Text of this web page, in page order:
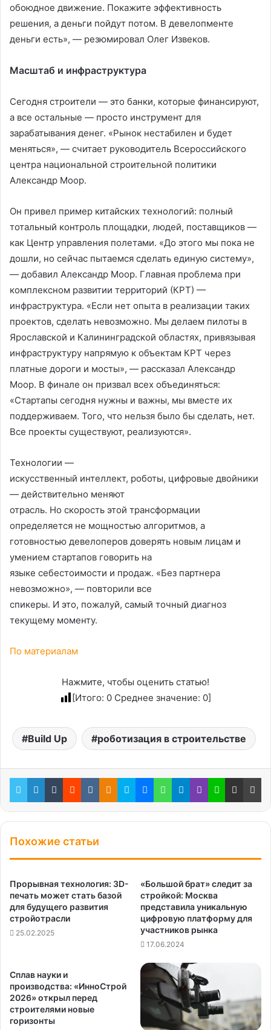
обоюдное движение. Покажите эффективность
решения, а деньги пойдут потом. В девелопменте
деньги есть», — резюмировал Олег Извеков.
Масштаб и инфраструктура
Сегодня строители — это банки, которые финансируют,
а все остальные — просто инструмент для
зарабатывания денег. «Рынок нестабилен и будет
меняться», — считает руководитель Всероссийского
центра национальной строительной политики
Александр Моор.
Он привел пример китайских технологий: полный
тотальный контроль площадки, людей, поставщиков —
как Центр управления полетами. «До этого мы пока не
дошли, но сейчас пытаемся сделать единую систему»,
— добавил Александр Моор. Главная проблема при
комплексном развитии территорий (КРТ) —
инфраструктура. «Если нет опыта в реализации таких
проектов, сделать невозможно. Мы делаем пилоты в
Ярославской и Калининградской областях, привязывая
инфраструктуру напрямую к объектам КРТ через
платные дороги и мосты», — рассказал Александр
Моор. В финале он призвал всех объединяться:
«Стартапы сегодня нужны и важны, мы вместе их
поддерживаем. Того, что нельзя было бы сделать, нет.
Все проекты существуют, реализуются».
Технологии —
искусственный интеллект, роботы, цифровые двойники
— действительно меняют
отрасль. Но скорость этой трансформации
определяется не мощностью алгоритмов, а
готовностью девелоперов доверять новым лицам и
умением стартапов говорить на
языке себестоимости и продаж. «Без партнера
невозможно», — повторили все
спикеры. И это, пожалуй, самый точный диагноз
текущему моменту.
По материалам
Нажмите, чтобы оценить статью!
[Итого: 0 Среднее значение: 0]
Build Up роботизация в строительстве
TwitterLinkedInTumblrRedditВконтакте
Одноклассники
SkypeMessenger
WhatsApp
Telegram
ViberLine Поделиться через электронную почту
Похожие статьи
Прорывная технология: ЗD-
печать может стать базой
для будущего развития
стройотрасли
25.02.2025
«Большой брат» следит за
стройкой: Москва
представила уникальную
цифровую платформу для
участников рынка
17.06.2024
Сплав науки и
производства: «ИнноСтрой
2026» открыл перед
строителями новые
горизонты